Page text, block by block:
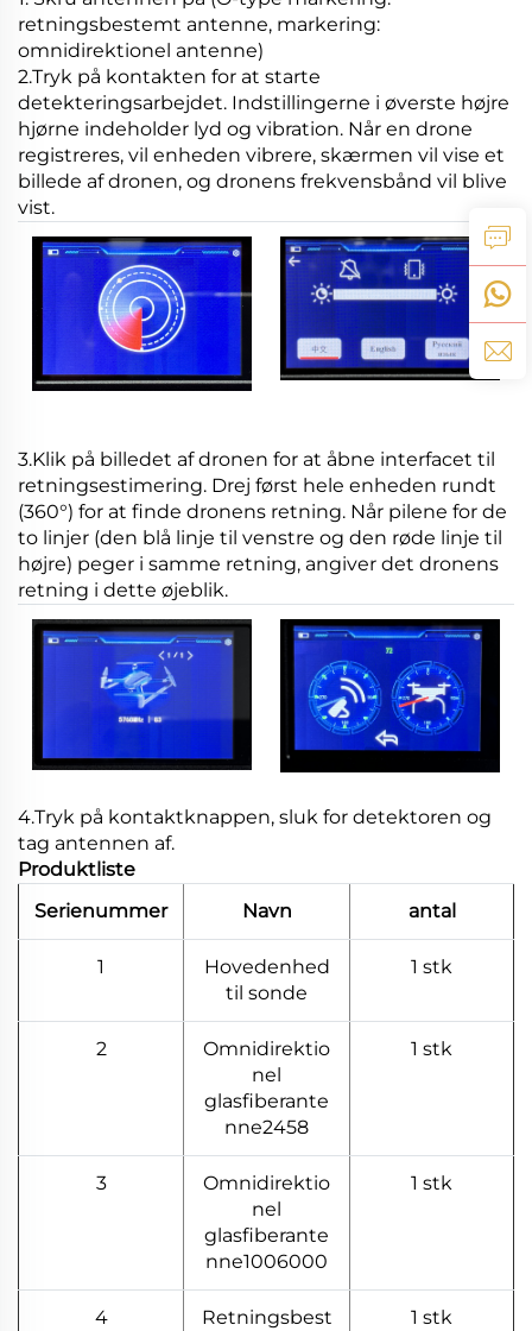
retningsbestemt antenne, markering:
omnidirektionel antenne)
2.Tryk på kontakten for at starte
detekteringsarbejdet. Indstillingerne i øverste højre
hjørne indeholder lyd og vibration. Når en drone
registreres, vil enheden vibrere, skærmen vil vise et
billede af dronen, og dronens frekvensbånd vil blive
vist.
3.Klik på billedet af dronen for at åbne interfacet til
retningsestimering. Drej først hele enheden rundt
(360°) for at finde dronens retning. Når pilene for de
to linjer (den blå linje til venstre og den røde linje til
højre) peger i samme retning, angiver det dronens
retning i dette øjeblik.
4.Tryk på kontaktknappen, sluk for detektoren og
tag antennen af.
Produktliste
Serienummer
Navn antal
1
Hovedenhed
til sonde
1 stk
2
Omnidirektio
nel
glasfiberante
nne2458
1 stk
3
Omnidirektio
nel
glasfiberante
nne1006000
1 stk
4
Retningsbest
1 stk